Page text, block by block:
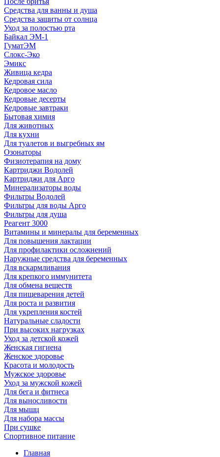
Средства для ванны и душа
Средства защиты от солнца
Уход за полостью рта
Байкал ЭМ-1
ГуматЭМ
Слокс-Эко
Эмикс
Живица кедра
Кедровая сила
Кедровое масло
Кедровые десерты
Кедровые завтраки
Бытовая химия
Для животных
Для кухни
Для туалетов и выгребных ям
Озонаторы
Физиотерапия на дому
Картриджи Водолей
Картриджи для Арго
Минерализаторы воды
Фильтры Водолей
Фильтры для воды Арго
Фильтры для душа
Реагент 3000
Витамины и минералы для беременных
Для повышения лактации
Для профилактики осложнений
Наружные средства для беременных
Для вскармливания
Для крепкого иммунитета
Для обмена веществ
Для пищеварения детей
Для роста и развития
Для укрепления костей
Натуральные сладости
При высоких нагрузках
Уход за детской кожей
Женская гигиена
Женское здоровье
Красота и молодость
Мужское здоровье
Уход за мужской кожей
Для бега и фитнеса
Для выносливости
Для мышц
Для набора массы
При сушке
Спортивное питание
Главная